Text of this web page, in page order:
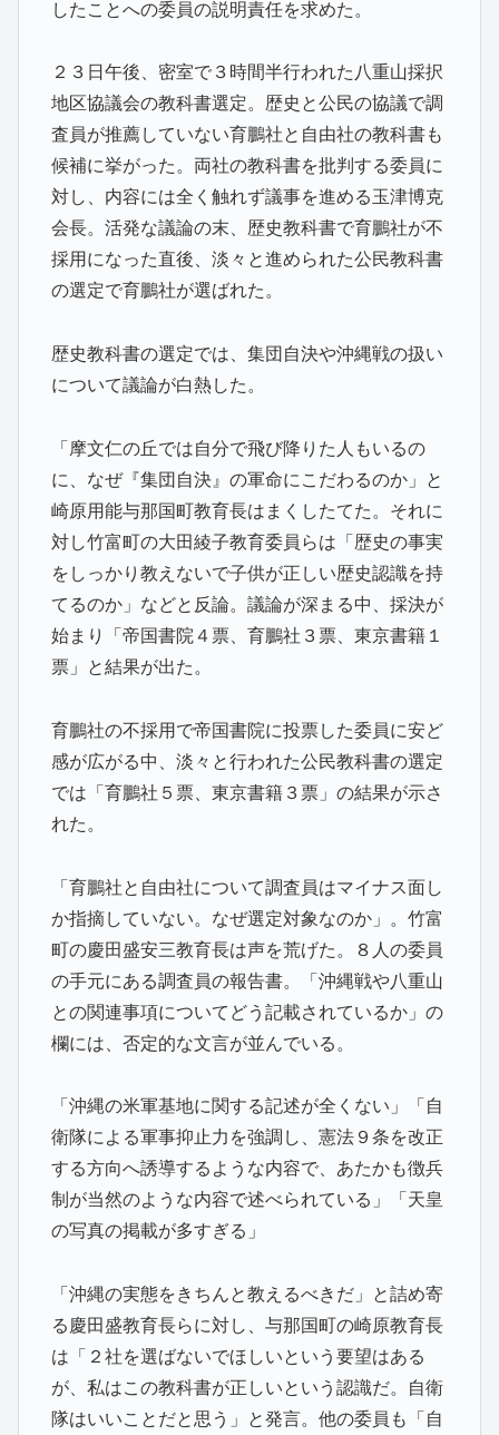
したことへの委員の説明責任を求めた。
２３日午後、密室で３時間半行われた八重山採択
地区協議会の教科書選定。歴史と公民の協議で調
査員が推薦していない育鵬社と自由社の教科書も
候補に挙がった。両社の教科書を批判する委員に
対し、内容には全く触れず議事を進める玉津博克
会長。活発な議論の末、歴史教科書で育鵬社が不
採用になった直後、淡々と進められた公民教科書
の選定で育鵬社が選ばれた。
歴史教科書の選定では、集団自決や沖縄戦の扱い
について議論が白熱した。
「摩文仁の丘では自分で飛び降りた人もいるの
に、なぜ『集団自決』の軍命にこだわるのか」と
崎原用能与那国町教育長はまくしたてた。それに
対し竹富町の大田綾子教育委員らは「歴史の事実
をしっかり教えないで子供が正しい歴史認識を持
てるのか」などと反論。議論が深まる中、採決が
始まり「帝国書院４票、育鵬社３票、東京書籍１
票」と結果が出た。
育鵬社の不採用で帝国書院に投票した委員に安ど
感が広がる中、淡々と行われた公民教科書の選定
では「育鵬社５票、東京書籍３票」の結果が示さ
れた。
「育鵬社と自由社について調査員はマイナス面し
か指摘していない。なぜ選定対象なのか」。竹富
町の慶田盛安三教育長は声を荒げた。８人の委員
の手元にある調査員の報告書。「沖縄戦や八重山
との関連事項についてどう記載されているか」の
欄には、否定的な文言が並んでいる。
「沖縄の米軍基地に関する記述が全くない」「自
衛隊による軍事抑止力を強調し、憲法９条を改正
する方向へ誘導するような内容で、あたかも徴兵
制が当然のような内容で述べられている」「天皇
の写真の掲載が多すぎる」
「沖縄の実態をきちんと教えるべきだ」と詰め寄
る慶田盛教育長らに対し、与那国町の崎原教育長
は「２社を選ばないでほしいという要望はある
が、私はこの教科書が正しいという認識だ。自衛
隊はいいことだと思う」と発言。他の委員も「自